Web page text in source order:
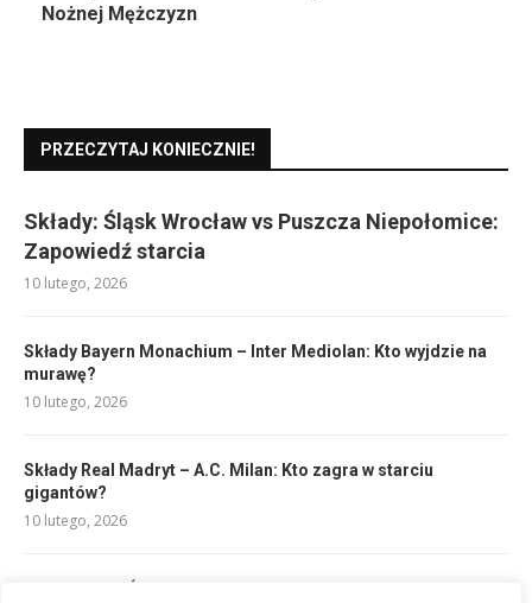
Nożnej Mężczyzn
PRZECZYTAJ KONIECZNIE!
Składy: Śląsk Wrocław vs Puszcza Niepołomice:
Zapowiedź starcia
10 lutego, 2026
Składy Bayern Monachium – Inter Mediolan: Kto wyjdzie na
murawę?
10 lutego, 2026
Składy Real Madryt – A.C. Milan: Kto zagra w starciu
gigantów?
10 lutego, 2026
Mistrzostwa Świata w Siatkówce: Kto Zostanie Mistrzem?